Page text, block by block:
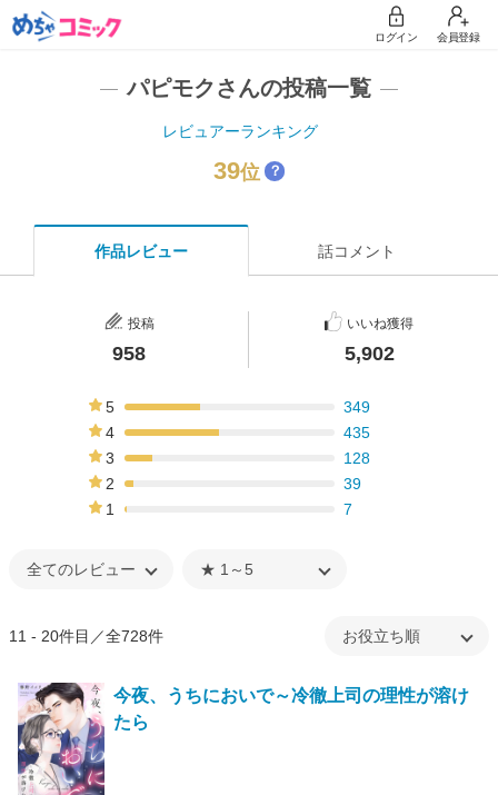
ログイン 会員登録
パピモクさんの投稿一覧
レビュアーランキング
39位 ？
作品レビュー 話コメント
投稿
958
いいね獲得
5,902
5
349
4
435
3
128
2
39
1
7
11 - 20件目／全728件
今夜、うちにおいで～冷徹上司の理性が溶け
たら